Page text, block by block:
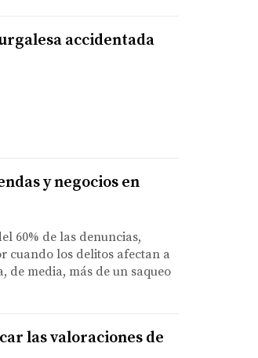
accidentada
y negocios en
60% de las denuncias,
cuando los delitos afectan a
de media, más de un saqueo
las valoraciones de